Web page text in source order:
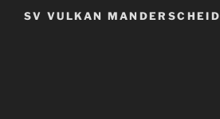
SV VULKAN MANDERSCHEID